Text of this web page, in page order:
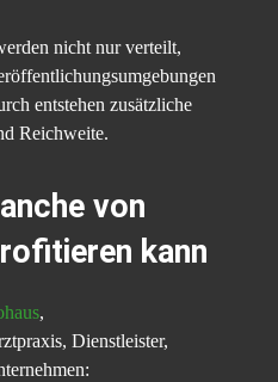
nicht nur verteilt,
entstehen zusätzliche
Reichweite.
von
kann
,
Dienstleister,